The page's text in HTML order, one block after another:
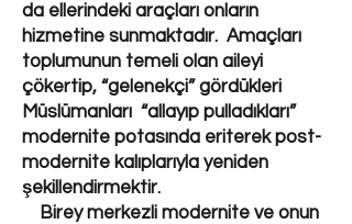
da ellerindeki araçları onların
hizmetine sunmaktadır. Amaçları
toplumunun temeli olan aileyi
çökertip, “gelenekçi” gördükleri
Müslümanları “allayıp pulladıkları”
modernite potasında eriterek post-
modernite kalıplarıyla yeniden
şekillendirmektir.
Birey merkezli modernite ve onun